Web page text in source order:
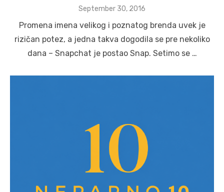
Posted
September 30, 2016
Promena imena velikog i poznatog brenda uvek je
rizičan potez, a jedna takva dogodila se pre nekoliko
dana – Snapchat je postao Snap. Setimo se …